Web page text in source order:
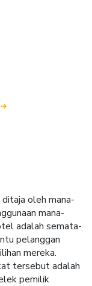
oleh mana-
mana-
adalah semata-
pelanggan
mereka.
tersebut adalah
pemilik